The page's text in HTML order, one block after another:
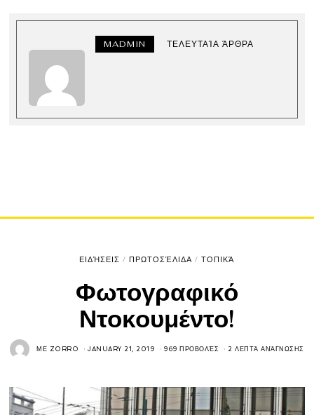
MADMIN ΤΕΛΕΥΤΑΊΑ ΆΡΘΡΑ
ΕΙΔΉΣΕΙΣ / ΠΡΩΤΟΣΈΛΙΔΑ / ΤΟΠΙΚΆ
Φωτογραφικό
Ντοκουμέντο!
ΜΕ ZORRO JANUARY 21, 2019 969 ΠΡΟΒΟΛΈΣ 2 ΛΕΠΤΆ ΑΝΆΓΝΩΣΗΣ